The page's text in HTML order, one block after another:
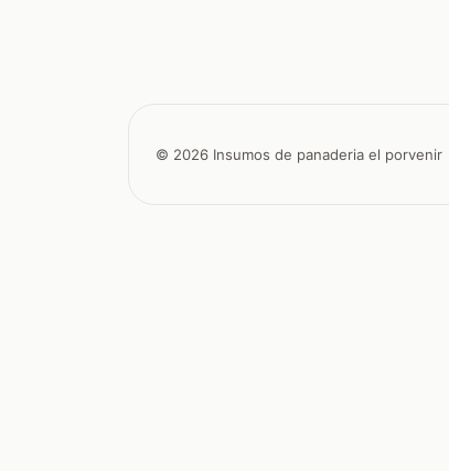
© 2026 Insumos de panaderia el porvenir